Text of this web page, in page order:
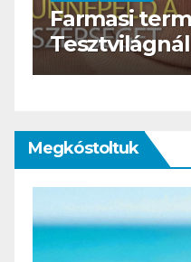
CSAJOK SZÉPSÉG
HERBioticum
Megkóstoltuk